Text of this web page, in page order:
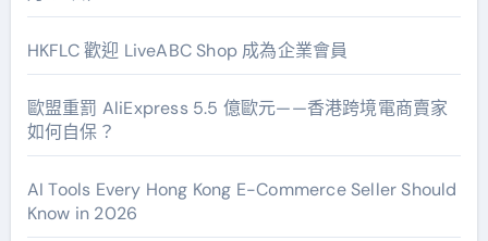
HKFLC 歡迎 LiveABC Shop 成為企業會員
歐盟重罰 AliExpress 5.5 億歐元——香港跨境電商賣家
如何自保？
AI Tools Every Hong Kong E-Commerce Seller Should
Know in 2026